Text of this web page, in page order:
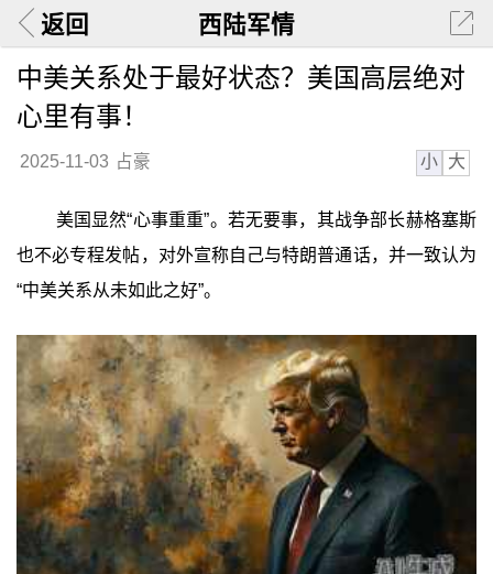
返回 西陆军情
中美关系处于最好状态？美国高层绝对
心里有事！
2025-11-03 占豪 小 大
美国显然“心事重重”。若无要事，其战争部长赫格塞斯
也不必专程发帖，对外宣称自己与特朗普通话，并一致认为
“中美关系从未如此之好”。